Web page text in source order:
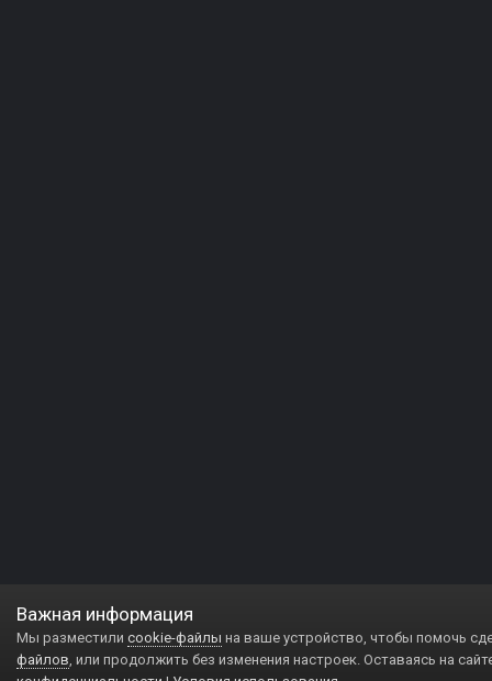
Важная информация
Мы разместили cookie-файлы на ваше устройство, чтобы помочь
файлов, или продолжить без изменения настроек. Оставаясь на